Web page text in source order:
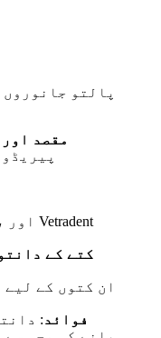
پالتو
مقصد
کتے کے
فوائد: